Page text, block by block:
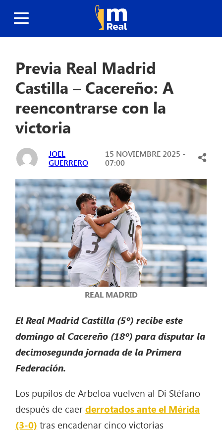
Previa Real Madrid
Castilla – Cacereño: A
reencontrarse con la
victoria
JOEL
GUERRERO
15 NOVIEMBRE 2025 -
07:00
REAL MADRID
El Real Madrid Castilla (5º) recibe este
domingo al Cacereño (18º) para disputar la
decimosegunda jornada de la Primera
Federación.
Los pupilos de Arbeloa vuelven al Di Stéfano
después de caerderrotados ante el Mérida
(3-0) tras encadenar cinco victorias